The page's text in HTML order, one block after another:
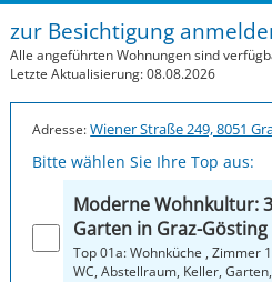
Susi-Sorglos
Impressum
zur Besichtigung
Alle angeführten Wohnungen sind
Letzte Aktualisierung: 08.08.2026
Adresse:Wiener Straße 249, 8051
Bitte wählen Sie Ihre Top aus:
Moderne Wohnkultur:
Garten in Graz-Gösting
Top 01a: Wohnküche , Zimmer 1, Zimmer 2, Vorraum, Bad,
WC, Abstellraum, Keller,